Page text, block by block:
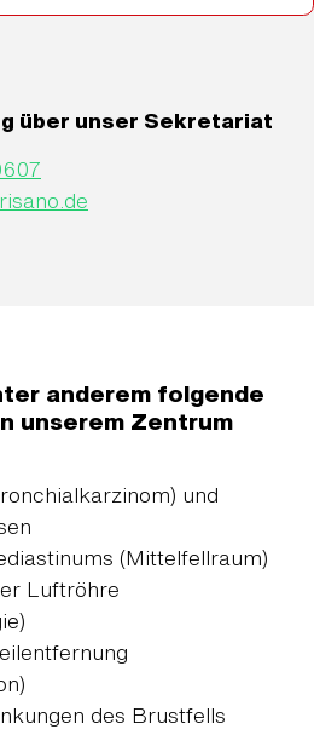
über unser Sekretariat
anderem folgende
unserem Zentrum
und
(Mittelfellraum)
Luftröhre
des Brustfells